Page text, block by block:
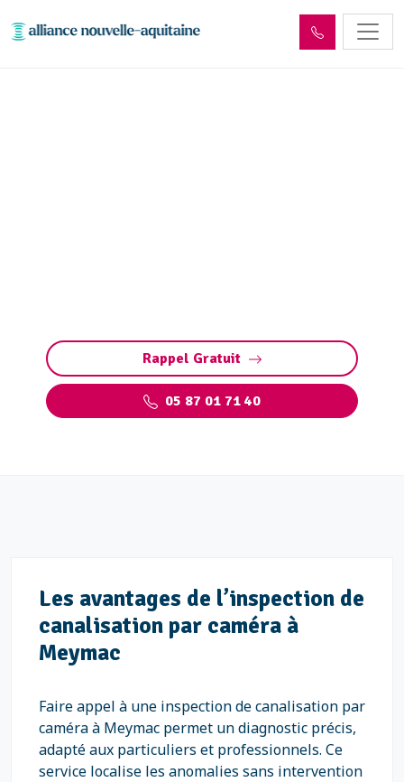
Rappel Gratuit
05 87 01 71 40
Les avantages de l’inspection de
canalisation par caméra à
Meymac
Faire appel à une inspection de canalisation par
caméra à Meymac permet un diagnostic précis,
adapté aux particuliers et professionnels. Ce
service localise les anomalies sans intervention